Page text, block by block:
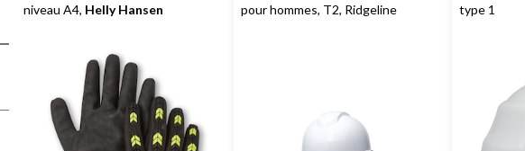
niveau A4, Helly Hansen
pour hommes, T2, Ridgeline
type 1